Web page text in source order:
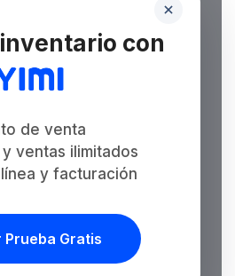
con
de venta
ventas ilimitados
y facturación
Prueba Gratis